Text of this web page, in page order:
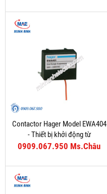
Contactor Hager Model EWA404
- Thiết bị khởi động từ
0909.067.950 Ms.Châu